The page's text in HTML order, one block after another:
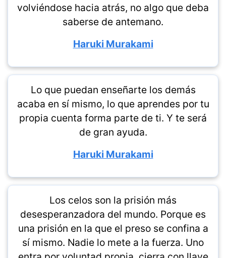
volviéndose hacia atrás, no algo que deba
saberse de antemano.
Haruki Murakami
Lo que puedan enseñarte los demás
acaba en sí mismo, lo que aprendes por tu
propia cuenta forma parte de ti. Y te será
de gran ayuda.
Haruki Murakami
Los celos son la prisión más
desesperanzadora del mundo. Porque es
una prisión en la que el preso se confina a
sí mismo. Nadie lo mete a la fuerza. Uno